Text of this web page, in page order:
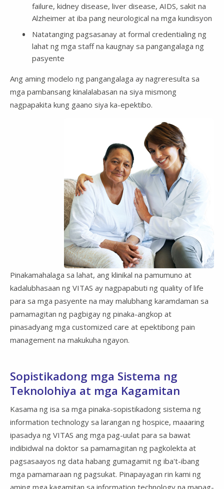
failure, kidney disease, liver disease, AIDS, sakit na
Alzheimer at iba pang neurological na mga kundisyon
Natatanging pagsasanay at formal credentialing ng
lahat ng mga staff na kaugnay sa pangangalaga ng
pasyente
Ang aming modelo ng pangangalaga ay nagreresulta sa
mga pambansang kinalalabasan na siya mismong
nagpapakita kung gaano siya ka-epektibo.
Pinakamahalaga sa lahat, ang klinikal na pamumuno at
kadalubhasaan ng VITAS ay nagpapabuti ng quality of life
para sa mga pasyente na may malubhang karamdaman sa
pamamagitan ng pagbigay ng pinaka-angkop at
pinasadyang mga customized care at epektibong pain
management na makukuha ngayon.
Sopistikadong mga Sistema ng
Teknolohiya at mga Kagamitan
Kasama ng isa sa mga pinaka-sopistikadong sistema ng
information technology sa larangan ng hospice, maaaring
ipasadya ng VITAS ang mga pag-uulat para sa bawat
indibidwal na doktor sa pamamagitan ng pagkolekta at
pagsasaayos ng data habang gumagamit ng iba't-ibang
mga pamamaraan ng pagsukat. Pinapayagan rin kami ng
aming mga kagamitan sa information technology na mapag-